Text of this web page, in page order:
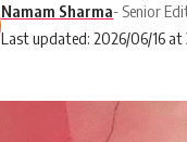
Last updated: 2026/06/16 at
Namam Sharma- Senior